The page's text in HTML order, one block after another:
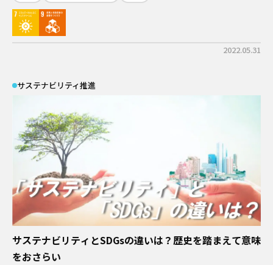
関連サイト
事業サイト｜
運営会社 プライバシーポリシー
#バイオマス
#企業×サステナビリティ
#LNG #サーキュラーエコノミー
#身近なサステナビリティ
SDGs
2022.05.31
サステナビリティ推進
サステナビリティとSDGsの違いは？歴史を踏まえて意味
をおさらい